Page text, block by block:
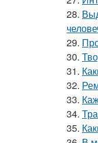
28.
29.
30.
31.
32.
33.
34.
35.